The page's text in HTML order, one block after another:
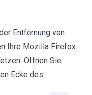
Entfernung von
Ihre Mozilla Firefox
Öffnen Sie
Ecke des